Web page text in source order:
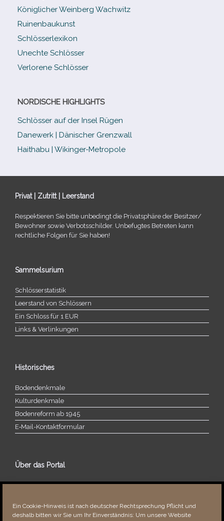
Ein Cookie-Hinweis ist nach deutscher Rechtsprechung Pflicht und
deshalb bitten wir Sie um Ihr Einverständnis: Um unsere Website
Königlicher Weinberg Wachwitz
Ruinenbaukunst
Schlösserlexikon
Unechte Schlösser
Verlorene Schlösser
NORDISCHE HIGHLIGHTS
Schlösser auf der Insel Rügen
Danewerk | Dänischer Grenzwall
Haithabu | Wikinger-Metropole
Privat | Zutritt | Leerstand
Respektieren Sie bitte unbe­dingt die Privatsphäre der Besitzer/​
Bewohner sowie Verbotsschilder. Unbefugtes Betreten kann
recht­li­che Folgen für Sie haben!
Sammelsurium
Schlösserstatistik
Leerstand von Schlössern
Ein Schloss für 1 EUR
Links & Verlinkungen
Historisches
Bodendenkmale
Kulturdenkmale
Bodenreform ab 1945
E‑Mail-​​Kontaktformular
Über das Portal
Über dieses Portal